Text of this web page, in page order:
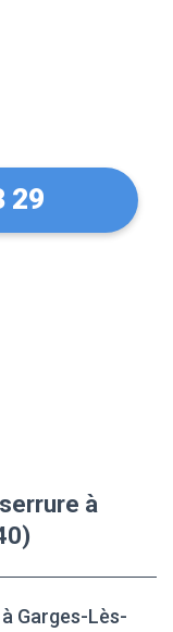
29
à
Garges-Lès-